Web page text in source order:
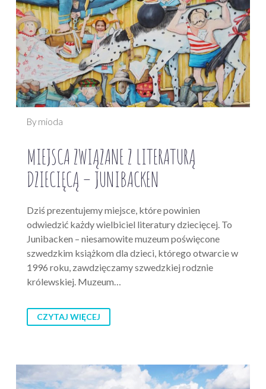
By mioda
MIEJSCA ZWIĄZANE Z LITERATURĄ
DZIECIĘCĄ – JUNIBACKEN
Dziś prezentujemy miejsce, które powinien
odwiedzić każdy wielbiciel literatury dziecięcej. To
Junibacken – niesamowite muzeum poświęcone
szwedzkim książkom dla dzieci, którego otwarcie w
1996 roku, zawdzięczamy szwedzkiej rodznie
królewskiej. Muzeum…
CZYTAJ WIĘCEJ